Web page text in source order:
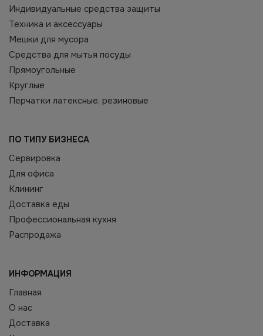
Индивидуальные средства защиты
Техника и аксессуары
Мешки для мусора
Средства для мытья посуды
Прямоугольные
Круглые
Перчатки латексные, резиновые
ПО ТИПУ БИЗНЕСА
Сервировка
Для офиса
Клининг
Доставка еды
Профессиональная кухня
Распродажа
ИНФОРМАЦИЯ
Главная
О нас
Доставка